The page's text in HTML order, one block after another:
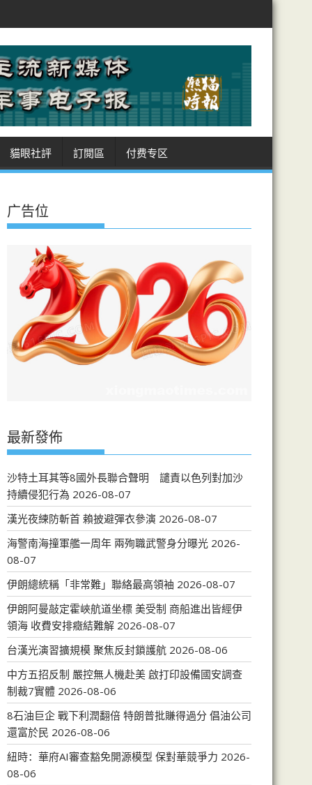
貓眼社評 訂閲區 付费专区
广告位
最新發佈
沙特土耳其等8國外長聯合聲明 譴責以色列對加沙
持續侵犯行為 2026-08-07
漢光夜練防斬首 賴披避彈衣參演 2026-08-07
海警南海撞軍艦一周年 兩殉職武警身分曝光 2026-
08-07
伊朗總統稱「非常難」聯絡最高領袖 2026-08-07
伊朗阿曼敲定霍峽航道坐標 美受制 商船進出皆經伊
領海 收費安排癥結難解 2026-08-07
台漢光演習擴規模 聚焦反封鎖護航 2026-08-06
中方五招反制 嚴控無人機赴美 啟打印設備國安調查
制裁7實體 2026-08-06
8石油巨企 戰下利潤翻倍 特朗普批賺得過分 倡油公司
還富於民 2026-08-06
紐時：華府AI審查豁免開源模型 保對華競爭力 2026-
08-06